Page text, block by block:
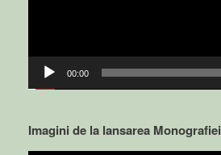
00:00
Imagini de la lansarea Monografiei